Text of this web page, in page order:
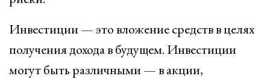
Инвестиции — это вложение средств в целях
получения дохода в будущем. Инвестиции
могут быть различными — в акции,